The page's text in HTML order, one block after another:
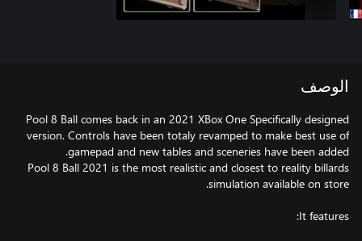
الوصف
Pool 8 Ball comes back in an 2021 XBox One Specifically designed
version. Controls have been totaly revamped to make best use of
Pool 8 Ball 2021 is the most realistic and closest to reality billards